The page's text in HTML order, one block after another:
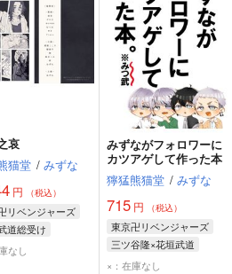
哀
猫堂 / みずな
円 （税込）
リベンジャーズ
道総受け
道
なし
みずながフォロワーに
カツアゲして作った本
獰猛熊猫堂 / みずな
715円 （税込）
東京卍リベンジャーズ
三ツ谷隆×花垣武道
三ツ谷隆
×：在庫なし